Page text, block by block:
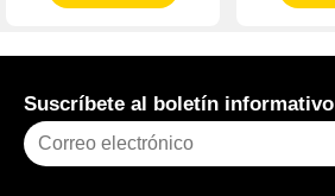
Suscríbete al boletín informativo